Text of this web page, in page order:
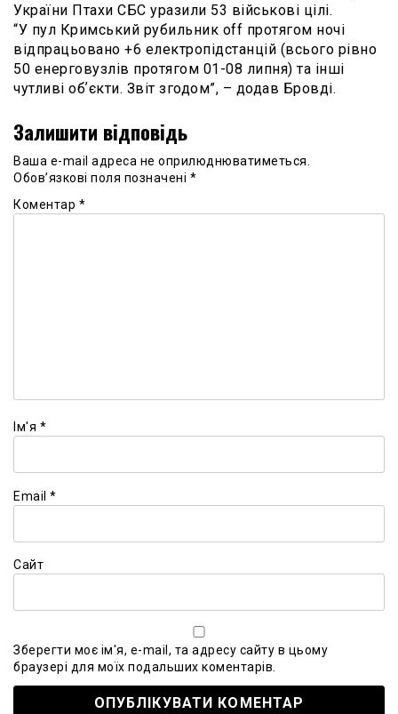
України Птахи СБС уразили 53 військові цілі.
“У пул Кримський рубильник off протягом ночі
відпрацьовано +6 електропідстанцій (всього рівно
50 енерговузлів протягом 01-08 липня) та інші
чутливі обʼєкти. Звіт згодом”, – додав Бровді.
Залишити відповідь
Ваша e-mail адреса не оприлюднюватиметься.
Обов’язкові поля позначені *
Коментар *
Ім'я *
Email *
Сайт
Зберегти моє ім'я, e-mail, та адресу сайту в цьому
браузері для моїх подальших коментарів.